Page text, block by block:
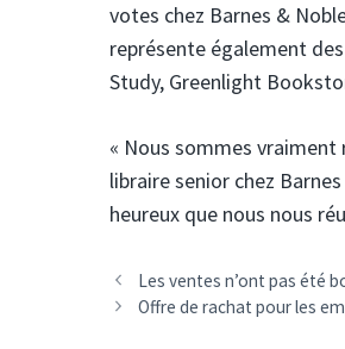
votes chez Barnes &
représente également
Study, Greenlight
« Nous sommes
libraire senior chez
heureux que nous nous
Les ventes n’ont pas été
Offre de rachat pour les